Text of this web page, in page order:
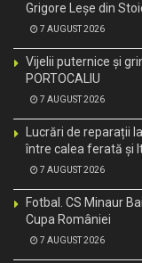
Grigore Leșe din
7 AUGUST 2026
Vijelii puternice și
PORTOCALIU
7 AUGUST 2026
Lucrări de reparații
între calea ferată și
7 AUGUST 2026
Fotbal. CS Minaur
Cupa României
7 AUGUST 2026